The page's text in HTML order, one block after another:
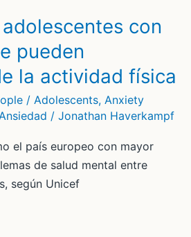
con
pueden
la actividad física
/ Adolescents, Anxiety
/ Jonathan Haverkampf
el país europeo con mayor
de salud mental entre
según Unicef